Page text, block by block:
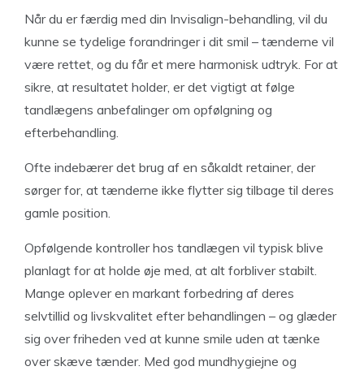
Når du er færdig med din Invisalign-behandling, vil du
kunne se tydelige forandringer i dit smil – tænderne vil
være rettet, og du får et mere harmonisk udtryk. For at
sikre, at resultatet holder, er det vigtigt at følge
tandlægens anbefalinger om opfølgning og
efterbehandling.
Ofte indebærer det brug af en såkaldt retainer, der
sørger for, at tænderne ikke flytter sig tilbage til deres
gamle position.
Opfølgende kontroller hos tandlægen vil typisk blive
planlagt for at holde øje med, at alt forbliver stabilt.
Mange oplever en markant forbedring af deres
selvtillid og livskvalitet efter behandlingen – og glæder
sig over friheden ved at kunne smile uden at tænke
over skæve tænder. Med god mundhygiejne og